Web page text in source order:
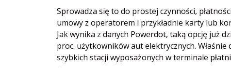
Sprowadza się to do prostej czynności,
umowy z operatorem i przykładnie karty lub
Jak wynika z danych Powerdot, taką opcję już
proc. użytkowników aut elektrycznych.
szybkich stacji wyposażonych w terminale